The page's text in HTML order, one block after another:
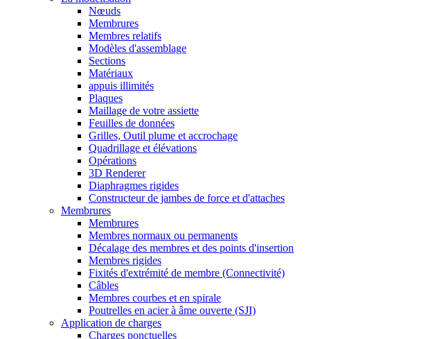
Nœuds
Membrures
Membres relatifs
Modèles d'assemblage
Sections
Matériaux
appuis illimités
Plaques
Maillage de votre assiette
Feuilles de données
Grilles, Outil plume et accrochage
Quadrillage et élévations
Opérations
3D Renderer
Diaphragmes rigides
Constructeur de jambes de force et d'attaches
Membrures
Membrures
Membres normaux ou permanents
Décalage des membres et des points d'insertion
Membres rigides
Fixités d'extrémité de membre (Connectivité)
Câbles
Membres courbes et en spirale
Poutrelles en acier à âme ouverte (SJI)
Application de charges
Charges ponctuelles